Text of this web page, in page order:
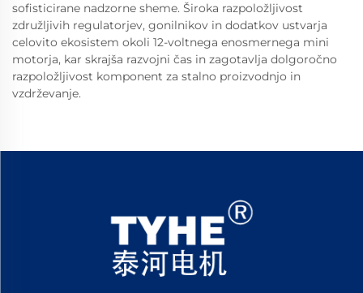
sofisticirane nadzorne sheme. Široka razpoložljivost
združljivih regulatorjev, gonilnikov in dodatkov ustvarja
celovito ekosistem okoli 12-voltnega enosmernega mini
motorja, kar skrajša razvojni čas in zagotavlja dolgoročno
razpoložljivost komponent za stalno proizvodnjo in
vzdrževanje.